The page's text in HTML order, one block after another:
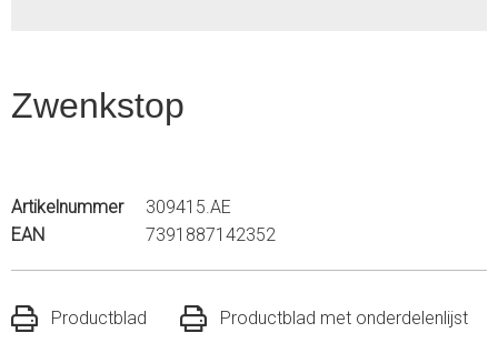
Zwenkstop
Artikelnummer
309415.AE
EAN
7391887142352
Productblad Productblad met onderdelenlijst